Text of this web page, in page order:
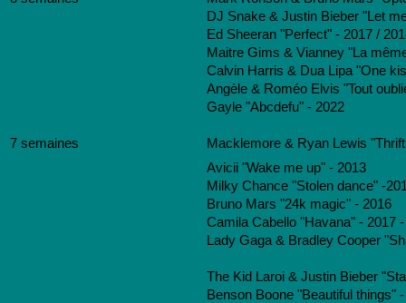
DJ Snake & Justin Bieber "Let
Ed Sheeran "Perfect" - 2017 /
Maitre Gims & Vianney "La
Calvin Harris & Dua Lipa "One
Angèle & Roméo Elvis "Tout
Gayle "Abcdefu" - 2022
7 semaines
Macklemore & Ryan Lewis
Avicii "Wake me up" - 2013
Milky Chance "Stolen dance" -
Bruno Mars "24k magic" - 2016
Camila Cabello "Havana" - 2017
Lady Gaga & Bradley Cooper
The Kid Laroi & Justin Bieber
Benson Boone "Beautiful things"